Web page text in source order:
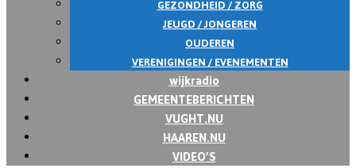
GEZONDHEID / ZORG
JEUGD / JONGEREN
OUDEREN
VERENIGINGEN / EVENEMENTEN
wijkradio
GEMEENTEBERICHTEN
VUGHT.NU
HAAREN.NU
VIDEO’S